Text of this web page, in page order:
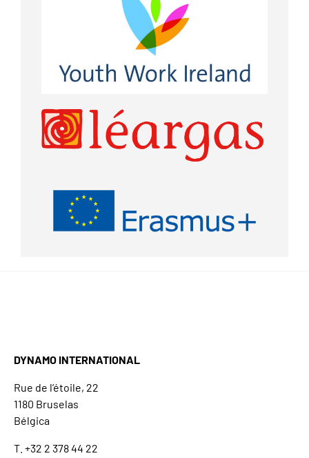
DYNAMO INTERNATIONAL
Rue de l’étoile, 22
1180 Bruselas
Bélgica
T. +32 2 378 44 22